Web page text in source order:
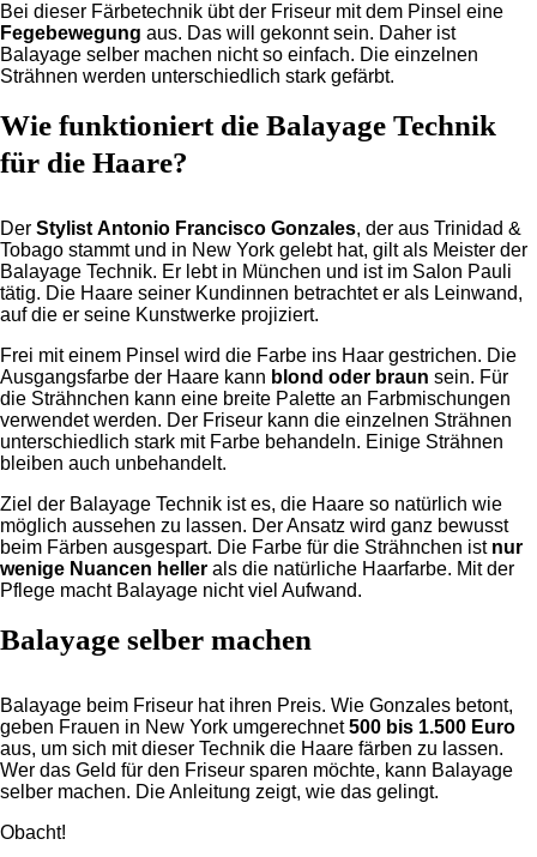
Bei dieser Färbetechnik übt der Friseur mit dem Pinsel eine
Fegebewegung aus. Das will gekonnt sein. Daher ist
Balayage selber machen nicht so einfach. Die einzelnen
Strähnen werden unterschiedlich stark gefärbt.
Wie funktioniert die Balayage Technik
für die Haare?
Der Stylist Antonio Francisco Gonzales, der aus Trinidad &
Tobago stammt und in New York gelebt hat, gilt als Meister der
Balayage Technik. Er lebt in München und ist im Salon Pauli
tätig. Die Haare seiner Kundinnen betrachtet er als Leinwand,
auf die er seine Kunstwerke projiziert.
Frei mit einem Pinsel wird die Farbe ins Haar gestrichen. Die
Ausgangsfarbe der Haare kann blond oder braun sein. Für
die Strähnchen kann eine breite Palette an Farbmischungen
verwendet werden. Der Friseur kann die einzelnen Strähnen
unterschiedlich stark mit Farbe behandeln. Einige Strähnen
bleiben auch unbehandelt.
Ziel der Balayage Technik ist es, die Haare so natürlich wie
möglich aussehen zu lassen. Der Ansatz wird ganz bewusst
beim Färben ausgespart. Die Farbe für die Strähnchen ist nur
wenige Nuancen heller als die natürliche Haarfarbe. Mit der
Pflege macht Balayage nicht viel Aufwand.
Balayage selber machen
Balayage beim Friseur hat ihren Preis. Wie Gonzales betont,
geben Frauen in New York umgerechnet500 bis 1.500 Euro
aus, um sich mit dieser Technik die Haare färben zu lassen.
Wer das Geld für den Friseur sparen möchte, kann Balayage
selber machen. Die Anleitung zeigt, wie das gelingt.
Obacht!